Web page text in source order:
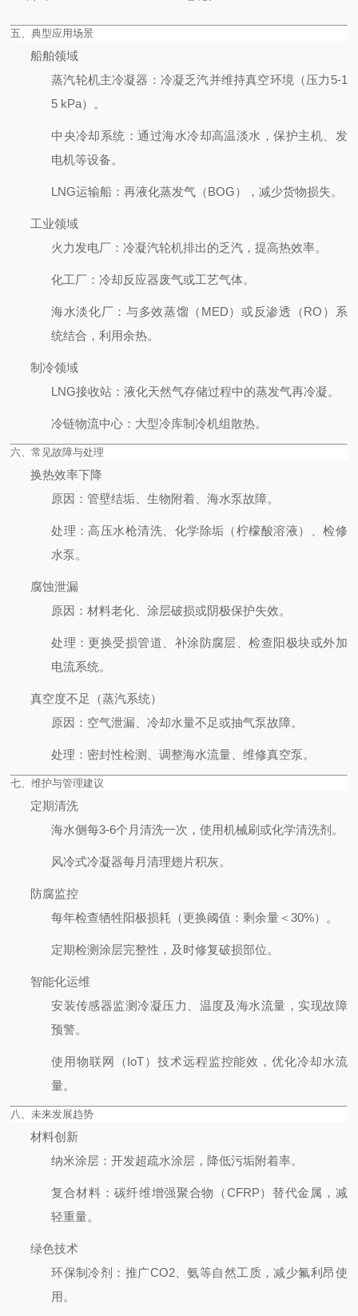
五、典型应用场景
船舶领域
蒸汽轮机主冷凝器 ：冷凝乏汽并维持真空环境（压力5-1
5 kPa）。
中央冷却系统 ：通过海水冷却高温淡水，保护主机、发
电机等设备。
LNG运输船 ：再液化蒸发气（BOG），减少货物损失。
工业领域
火力发电厂 ：冷凝汽轮机排出的乏汽，提高热效率。
化工厂 ：冷却反应器废气或工艺气体。
海水淡化厂 ：与多效蒸馏（MED）或反渗透（RO）系
统结合，利用余热。
制冷领域
LNG接收站 ：液化天然气存储过程中的蒸发气再冷凝。
冷链物流中心 ：大型冷库制冷机组散热。
六、常见故障与处理
换热效率下降
原因 ：管壁结垢、生物附着、海水泵故障。
处理 ：高压水枪清洗、化学除垢（柠檬酸溶液）、检修
水泵。
腐蚀泄漏
原因 ：材料老化、涂层破损或阴极保护失效。
处理 ：更换受损管道、补涂防腐层、检查阳极块或外加
电流系统。
真空度不足（蒸汽系统）
原因 ：空气泄漏、冷却水量不足或抽气泵故障。
处理 ：密封性检测、调整海水流量、维修真空泵。
七、维护与管理建议
定期清洗
海水侧每3-6个月清洗一次，使用机械刷或化学清洗剂。
风冷式冷凝器每月清理翅片积灰。
防腐监控
每年检查牺牲阳极损耗（更换阈值：剩余量＜30%）。
定期检测涂层完整性，及时修复破损部位。
智能化运维
安装传感器监测冷凝压力、温度及海水流量，实现故障
预警。
使用物联网（IoT）技术远程监控能效，优化冷却水流
量。
八、未来发展趋势
材料创新
纳米涂层 ：开发超疏水涂层，降低污垢附着率。
复合材料 ：碳纤维增强聚合物（CFRP）替代金属，减
轻重量。
绿色技术
环保制冷剂 ：推广CO2、氨等自然工质，减少氟利昂使
用。